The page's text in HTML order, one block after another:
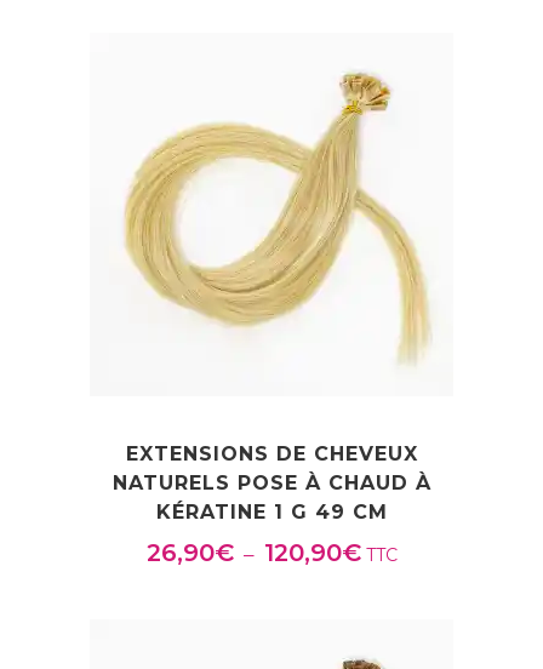
à
95,90€
EXTENSIONS DE CHEVEUX
NATURELS POSE À CHAUD À
KÉRATINE 1 G 49 CM
26,90€ – 120,90€Plage
TTC